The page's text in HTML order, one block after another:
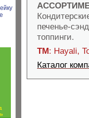
печенье-
топпинги.
ТМ: Hayali,
Каталог